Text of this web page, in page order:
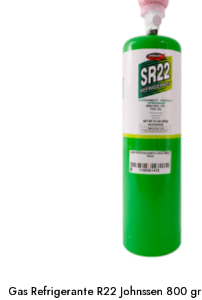
Gas Refrigerante R22 Johnssen 800 gr